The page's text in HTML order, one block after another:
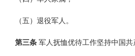
（五）退役军人。
第三条 军人抚恤优待工作坚持中国共